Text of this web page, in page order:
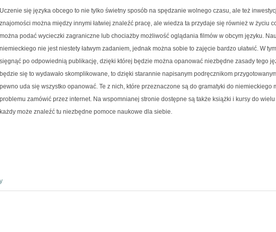
Uczenie się języka obcego to nie tylko świetny sposób na spędzanie wolnego czasu, ale też
znajomości można między innymi łatwiej znaleźć pracę, ale wiedza ta przydaje się również w życiu
można podać wycieczki zagraniczne lub chociażby możliwość oglądania filmów w obcym języku.
niemieckiego nie jest niestety łatwym zadaniem, jednak można sobie to zajęcie bardzo ułatwić. W
sięgnąć po odpowiednią publikację, dzięki której będzie można opanować niezbędne zasady tego
będzie się to wydawało skomplikowane, to dzięki starannie napisanym podręcznikom
pewno uda się wszystko opanować. Te z nich, które przeznaczone są do gramatyki do niemieckiego
problemu zamówić przez internet. Na wspomnianej stronie dostępne są także książki i kursy do
każdy może znaleźć tu niezbędne pomoce naukowe dla siebie.